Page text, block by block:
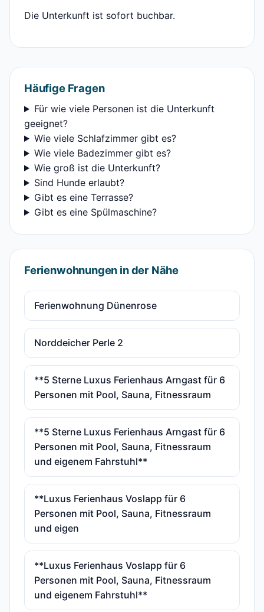
Die Unterkunft ist sofort buchbar.
Häufige Fragen
Für wie viele Personen ist die Unterkunft
geeignet?
Wie viele Schlafzimmer gibt es?
Wie viele Badezimmer gibt es?
Wie groß ist die Unterkunft?
Sind Hunde erlaubt?
Gibt es eine Terrasse?
Gibt es eine Spülmaschine?
Ferienwohnungen in der Nähe
Ferienwohnung Dünenrose
Norddeicher Perle 2
**5 Sterne Luxus Ferienhaus Arngast für 6
Personen mit Pool, Sauna, Fitnessraum
**5 Sterne Luxus Ferienhaus Arngast für 6
Personen mit Pool, Sauna, Fitnessraum
und eigenem Fahrstuhl**
**Luxus Ferienhaus Voslapp für 6
Personen mit Pool, Sauna, Fitnessraum
und eigen
**Luxus Ferienhaus Voslapp für 6
Personen mit Pool, Sauna, Fitnessraum
und eigenem Fahrstuhl**